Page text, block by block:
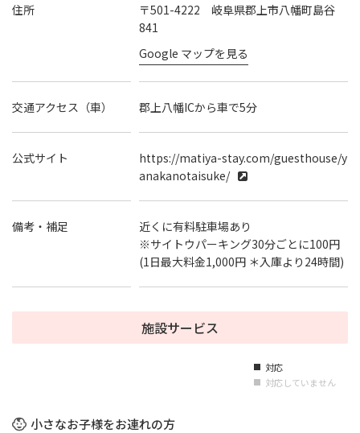
住所
〒501-4222 岐阜県郡上市八幡町島谷
841
Google マップを見る
交通アクセス（車） 郡上八幡ICから車で5分
公式サイト
https://matiya-stay.com/guesthouse/y
anakanotaisuke/
備考・補足
近くに有料駐車場あり
※サイトウパーキング30分ごとに100円
(1日最大料金1,000円 ＊入庫より24時間)
施設サービス
■ 対応
■ 対応していません
小さなお子様をお連れの方